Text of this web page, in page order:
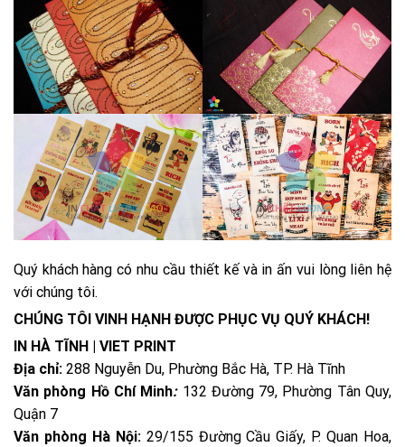
Quý khách hàng có nhu cầu thiết kế và in ấn vui lòng liên hệ
với chúng tôi.
CHÚNG TÔI VINH HẠNH ĐƯỢC PHỤC VỤ QUÝ KHÁCH!
IN HÀ TĨNH | VIET PRINT
Địa chỉ: 288 Nguyễn Du, Phường Bắc Hà, TP. Hà Tĩnh
Văn phòng Hồ Chí Minh:132 Đường 79, Phường Tân Quy,
Quận 7
Văn phòng Hà Nội:29/155 Đường Cầu Giấy, P. Quan Hoa,